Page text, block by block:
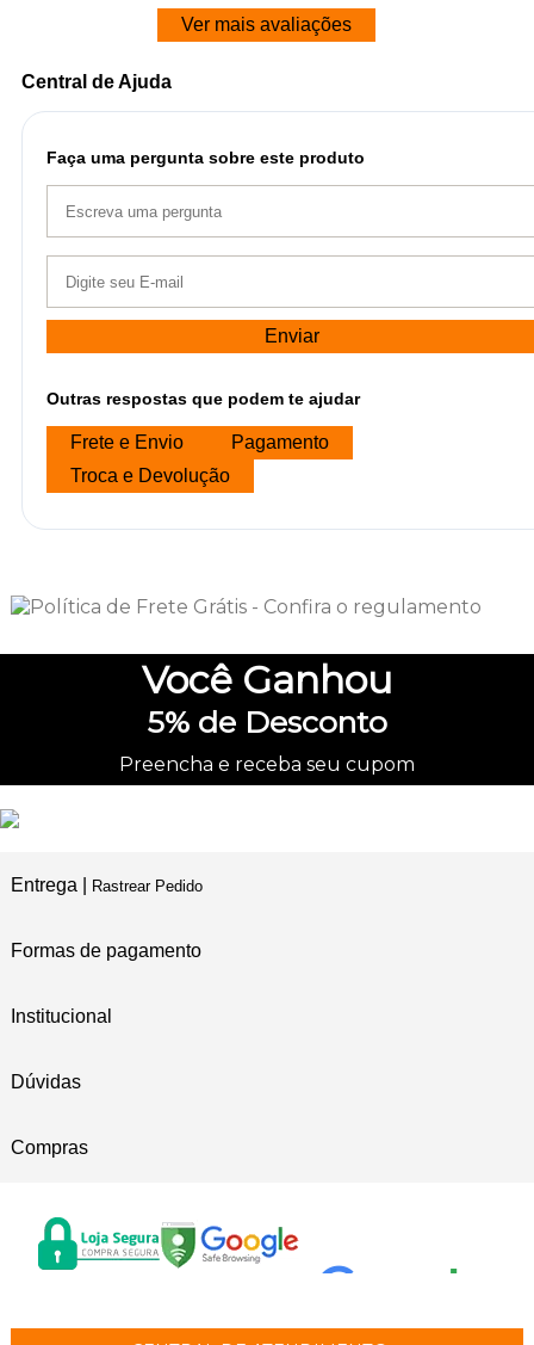
Ver mais avaliações
Central de Ajuda
Faça uma pergunta sobre este produto
Enviar
Outras respostas que podem te ajudar
Frete e Envio
Pagamento
Troca e Devolução
Você Ganhou
5%de Desconto
Preencha e receba seu cupom
Entrega | Rastrear Pedido
Formas de pagamento
Institucional
Dúvidas
Compras